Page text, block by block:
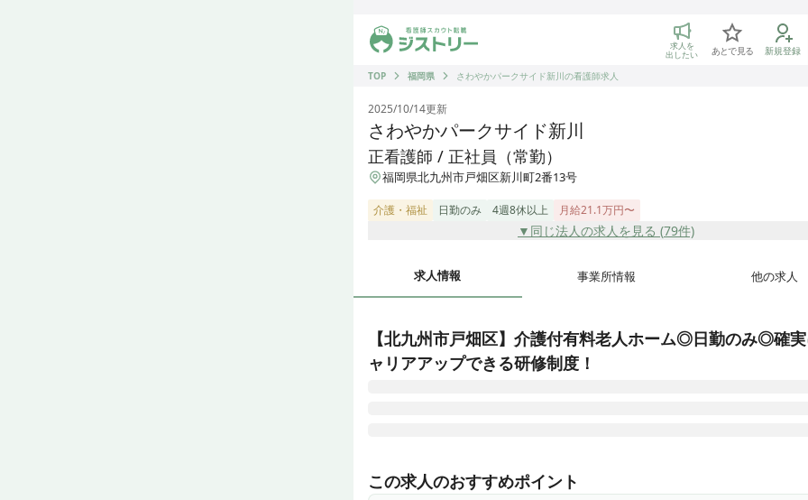
ジストリー 看護師の転職マッチング
求人を
出したい あとで見る 新規登録
TOP
福岡県 さわやかパークサイド新川の看護師求人
2025/10/14更新
さわやかパークサイド新川
正看護師 / 正社員（常勤）
福岡県北九州市戸畑区新川町2番13号
介護・福祉 日勤のみ 4週8休以上 月給21.1万円〜
▼同じ法人の求人を見る (79件)
求人情報 事業所情報 他の求人
【北九州市戸畑区】介護付有料老人ホーム◎日勤のみ◎確
ャリアアップできる研修制度！
ディングス」のグループ会社であり、安定した基盤と誠実な運営に力を
いる企業で、全国で施設を展開しています。「慈愛の心・尊厳を守る・
この求人のおすすめポイント